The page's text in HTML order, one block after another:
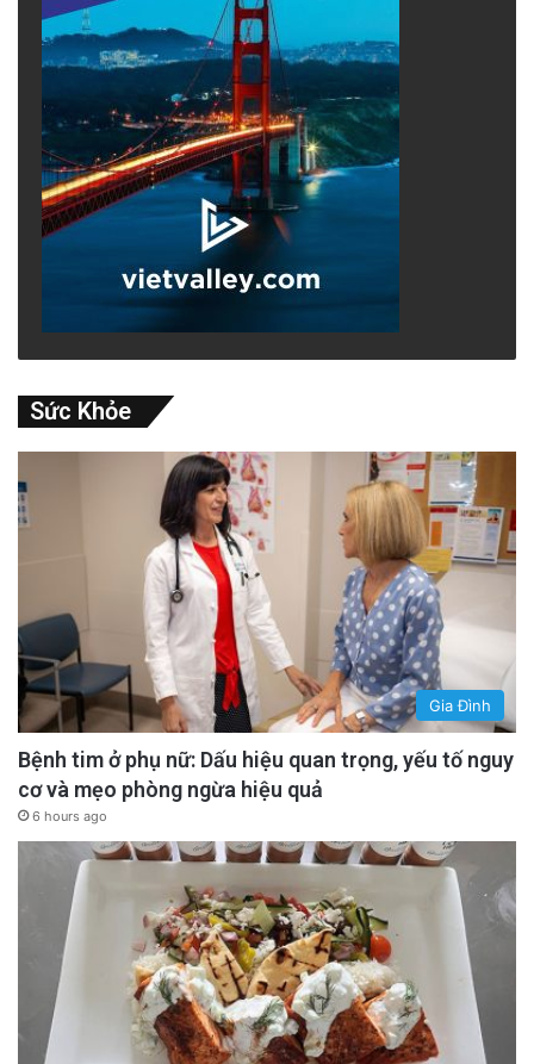
Sức Khỏe
Gia Đình
Bệnh tim ở phụ nữ: Dấu hiệu quan trọng, yếu tố nguy
cơ và mẹo phòng ngừa hiệu quả
6 hours ago